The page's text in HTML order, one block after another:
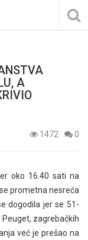
A
1472
0
oko 16.40 sati na
prometna nesreća
dogodila jer se 51-
zagrebačkih
već je prešao na